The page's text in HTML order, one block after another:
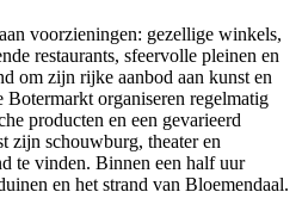
voorzieningen: gezellige winkels,
restaurants, sfeervolle pleinen en
om zijn rijke aanbod aan kunst en
organiseren regelmatig
producten en een gevarieerd
zijn schouwburg, theater en
te vinden. Binnen een half uur
en het strand van Bloemendaal.